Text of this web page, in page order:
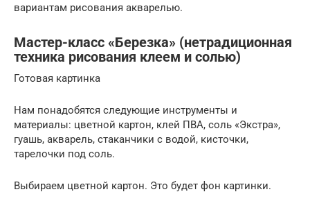
вариантам рисования акварелью.
Мастер-класс «Березка» (нетрадиционная
техника рисования клеем и солью)
Готовая картинка
Нам понадобятся следующие инструменты и
материалы: цветной картон, клей ПВА, соль «Экстра»,
гуашь, акварель, стаканчики с водой, кисточки,
тарелочки под соль.
Выбираем цветной картон. Это будет фон картинки.